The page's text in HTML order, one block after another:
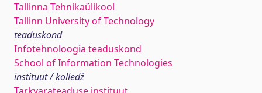
Tallinna Tehnikaülikool
Tallinn University of Technology
teaduskond
Infotehnoloogia teaduskond
School of Information Technologies
instituut / kolledž